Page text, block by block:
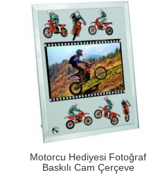
Motorcu Hediyesi Fotoğraf
Baskılı Cam Çerçeve